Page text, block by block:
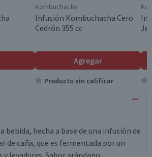
Kombuchacha
Infusión Kombuchacha Cero
Cedrón 355 cc
Agregar
Producto sin calificar
bebida, hecha a base de una infusión de
de caña, que es fermentada por un
levaduras. Sabor arándano.